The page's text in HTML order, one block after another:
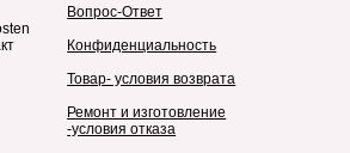
Вопрос-Ответ
Конфиденциальность
Товар- условия возврата
Ремонт и изготовление
-условия отказа